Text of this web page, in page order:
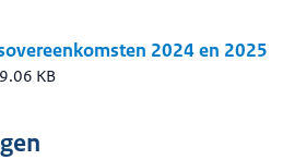
2024 en 2025
KB